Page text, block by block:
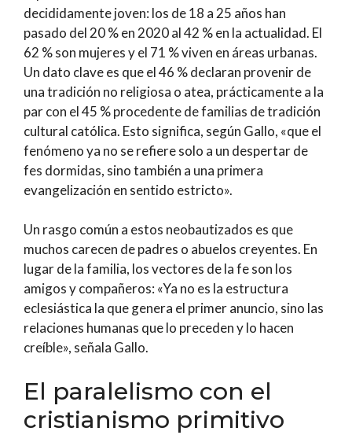
decididamente joven: los de 18 a 25 años han
pasado del 20 % en 2020 al 42 % en la actualidad. El
62 % son mujeres y el 71 % viven en áreas urbanas.
Un dato clave es que el 46 % declaran provenir de
una tradición no religiosa o atea, prácticamente a la
par con el 45 % procedente de familias de tradición
cultural católica. Esto significa, según Gallo, «que el
fenómeno ya no se refiere solo a un despertar de
fes dormidas, sino también a una primera
evangelización en sentido estricto».
Un rasgo común a estos neobautizados es que
muchos carecen de padres o abuelos creyentes. En
lugar de la familia, los vectores de la fe son los
amigos y compañeros: «Ya no es la estructura
eclesiástica la que genera el primer anuncio, sino las
relaciones humanas que lo preceden y lo hacen
creíble», señala Gallo.
El paralelismo con el
cristianismo primitivo